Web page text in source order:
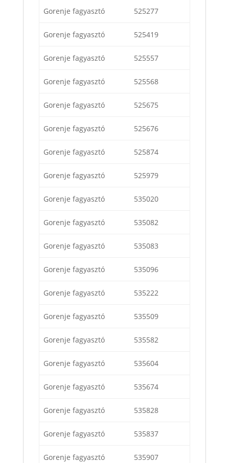
Gorenje fagyasztó 525277
Gorenje fagyasztó 525419
Gorenje fagyasztó 525557
Gorenje fagyasztó 525568
Gorenje fagyasztó 525675
Gorenje fagyasztó 525676
Gorenje fagyasztó 525874
Gorenje fagyasztó 525979
Gorenje fagyasztó 535020
Gorenje fagyasztó 535082
Gorenje fagyasztó 535083
Gorenje fagyasztó 535096
Gorenje fagyasztó 535222
Gorenje fagyasztó 535509
Gorenje fagyasztó 535582
Gorenje fagyasztó 535604
Gorenje fagyasztó 535674
Gorenje fagyasztó 535828
Gorenje fagyasztó 535837
Gorenje fagyasztó 535907